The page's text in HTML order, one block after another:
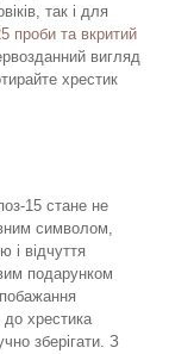
так і для
проби та вкритий
вигляд
хрестик
15 стане не
символом,
і відчуття
подарунком
до хрестика
зберігати. З